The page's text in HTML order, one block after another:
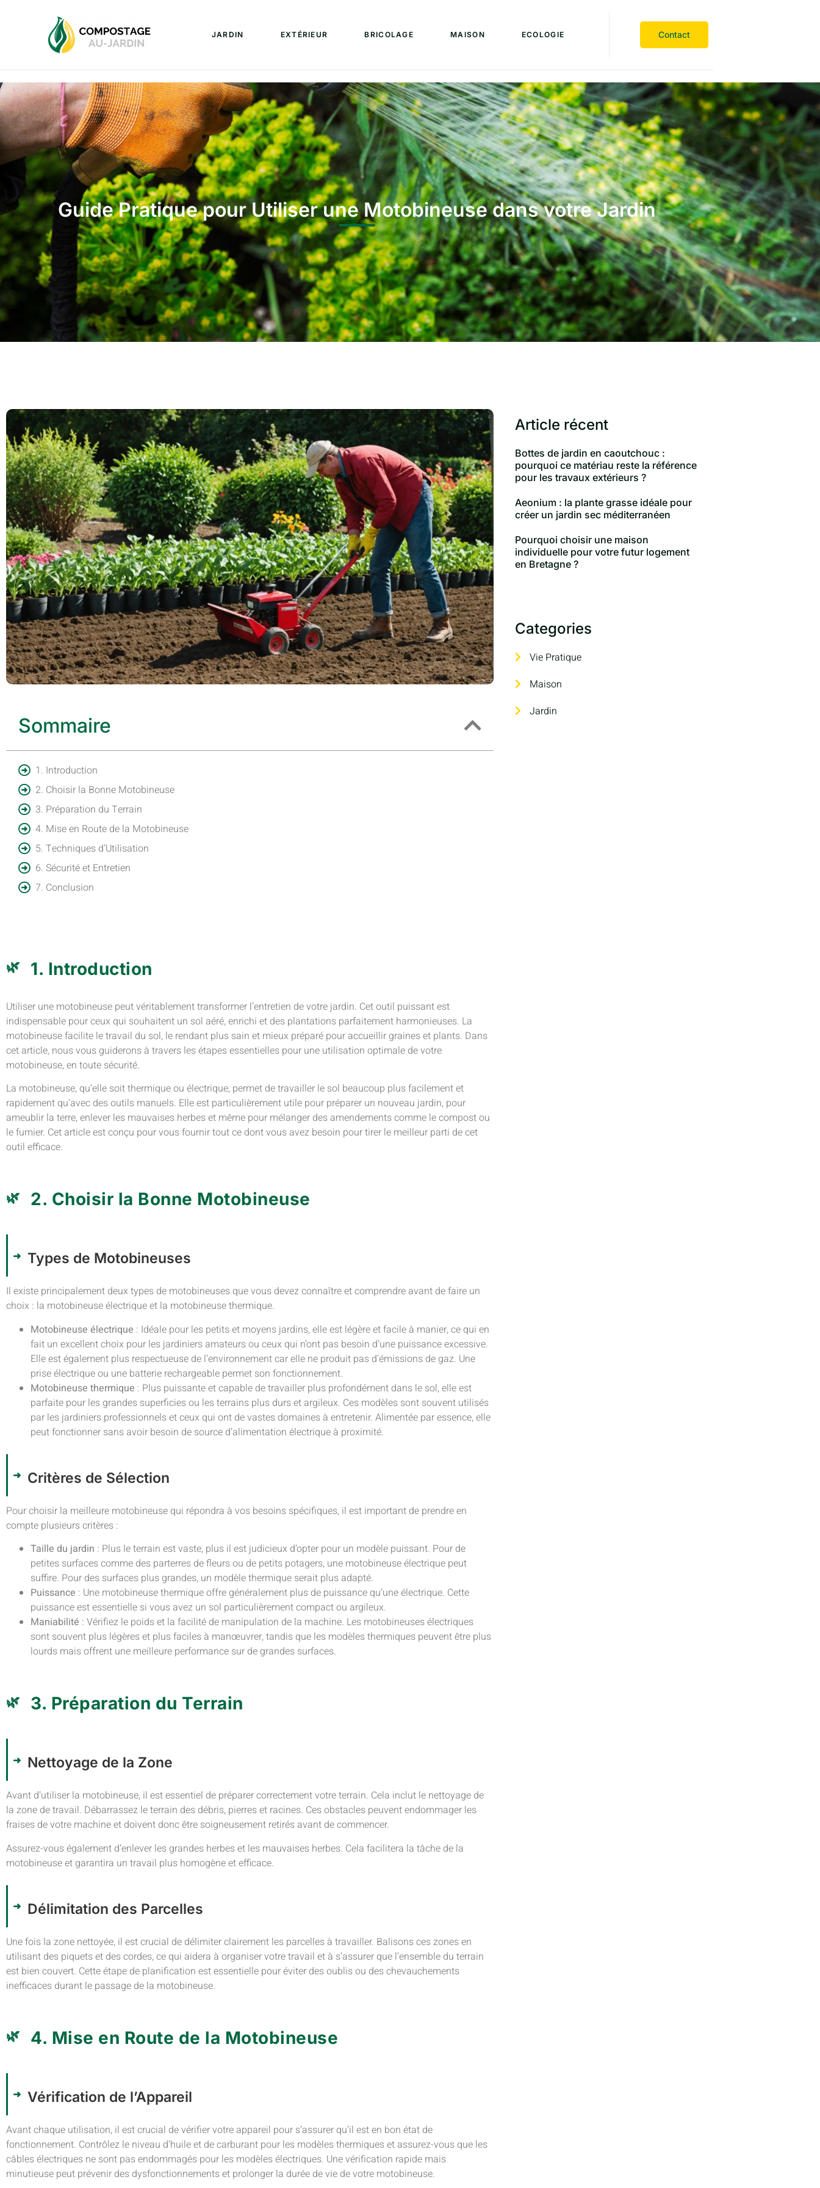
JARDIN EXTÉRIEUR BRICOLAGE MAISON ECOLOGIE Contact
Guide Pratique pour Utiliser une Motobineuse dans votre Jardin
Sommaire
1. Introduction
2. Choisir la Bonne Motobineuse
3. Préparation du Terrain
4. Mise en Route de la Motobineuse
5. Techniques d’Utilisation
6. Sécurité et Entretien
7. Conclusion
1. Introduction
Utiliser une motobineuse peut véritablement transformer l’entretien de votre jardin. Cet outil puissant est
indispensable pour ceux qui souhaitent un sol aéré, enrichi et des plantations parfaitement harmonieuses. La
motobineuse facilite le travail du sol, le rendant plus sain et mieux préparé pour accueillir graines et plants. Dans
cet article, nous vous guiderons à travers les étapes essentielles pour une utilisation optimale de votre
motobineuse, en toute sécurité.
La motobineuse, qu’elle soit thermique ou électrique, permet de travailler le sol beaucoup plus facilement et
rapidement qu’avec des outils manuels. Elle est particulièrement utile pour préparer un nouveau jardin, pour
ameublir la terre, enlever les mauvaises herbes et même pour mélanger des amendements comme le compost ou
le fumier. Cet article est conçu pour vous fournir tout ce dont vous avez besoin pour tirer le meilleur parti de cet
outil efficace.
2. Choisir la Bonne Motobineuse
Types de Motobineuses
Il existe principalement deux types de motobineuses que vous devez connaître et comprendre avant de faire un
choix : la motobineuse électrique et la motobineuse thermique.
Motobineuse électrique : Idéale pour les petits et moyens jardins, elle est légère et facile à manier, ce qui en
fait un excellent choix pour les jardiniers amateurs ou ceux qui n’ont pas besoin d’une puissance excessive.
Elle est également plus respectueuse de l’environnement car elle ne produit pas d’émissions de gaz. Une
prise électrique ou une batterie rechargeable permet son fonctionnement.
Motobineuse thermique : Plus puissante et capable de travailler plus profondément dans le sol, elle est
parfaite pour les grandes superficies ou les terrains plus durs et argileux. Ces modèles sont souvent utilisés
par les jardiniers professionnels et ceux qui ont de vastes domaines à entretenir. Alimentée par essence, elle
peut fonctionner sans avoir besoin de source d’alimentation électrique à proximité.
Critères de Sélection
Pour choisir la meilleure motobineuse qui répondra à vos besoins spécifiques, il est important de prendre en
compte plusieurs critères :
Taille du jardin : Plus le terrain est vaste, plus il est judicieux d’opter pour un modèle puissant. Pour de
petites surfaces comme des parterres de fleurs ou de petits potagers, une motobineuse électrique peut
suffire. Pour des surfaces plus grandes, un modèle thermique serait plus adapté.
Puissance : Une motobineuse thermique offre généralement plus de puissance qu’une électrique. Cette
puissance est essentielle si vous avez un sol particulièrement compact ou argileux.
Maniabilité : Vérifiez le poids et la facilité de manipulation de la machine. Les motobineuses électriques
sont souvent plus légères et plus faciles à manœuvrer, tandis que les modèles thermiques peuvent être plus
lourds mais offrent une meilleure performance sur de grandes surfaces.
3. Préparation du Terrain
Nettoyage de la Zone
Avant d’utiliser la motobineuse, il est essentiel de préparer correctement votre terrain. Cela inclut le nettoyage de
la zone de travail. Débarrassez le terrain des débris, pierres et racines. Ces obstacles peuvent endommager les
fraises de votre machine et doivent donc être soigneusement retirés avant de commencer.
Assurez-vous également d’enlever les grandes herbes et les mauvaises herbes. Cela facilitera la tâche de la
motobineuse et garantira un travail plus homogène et efficace.
Délimitation des Parcelles
Une fois la zone nettoyée, il est crucial de délimiter clairement les parcelles à travailler. Balisons ces zones en
utilisant des piquets et des cordes, ce qui aidera à organiser votre travail et à s’assurer que l’ensemble du terrain
est bien couvert. Cette étape de planification est essentielle pour éviter des oublis ou des chevauchements
inefficaces durant le passage de la motobineuse.
4. Mise en Route de la Motobineuse
Vérification de l’Appareil
Avant chaque utilisation, il est crucial de vérifier votre appareil pour s’assurer qu’il est en bon état de
fonctionnement. Contrôlez le niveau d’huile et de carburant pour les modèles thermiques et assurez-vous que les
câbles électriques ne sont pas endommagés pour les modèles électriques. Une vérification rapide mais
minutieuse peut prévenir des dysfonctionnements et prolonger la durée de vie de votre motobineuse.
Article récent
Bottes de jardin en caoutchouc :
pourquoi ce matériau reste la référence
pour les travaux extérieurs ?
Aeonium : la plante grasse idéale pour
créer un jardin sec méditerranéen
Pourquoi choisir une maison
individuelle pour votre futur logement
en Bretagne ?
Categories
Vie Pratique
Maison
Jardin